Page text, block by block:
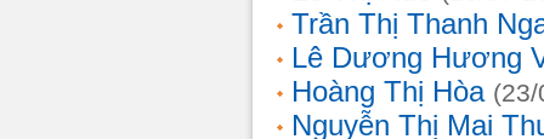
Trần Thị Thanh
Lê Dương Hương
Hoàng Thị Hòa
Nguyễn Thị Mai